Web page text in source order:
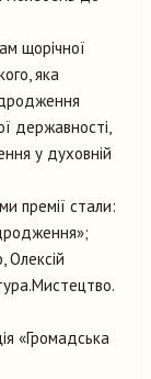
щорічної
яка
державності,
у духовній
премії стали:
«Громадська